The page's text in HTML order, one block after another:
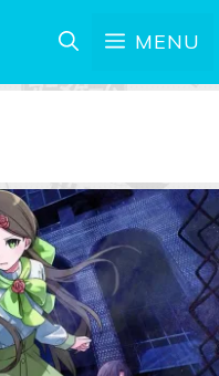
MENU